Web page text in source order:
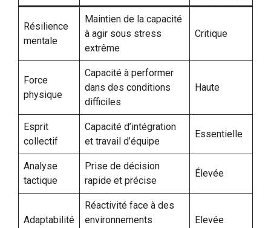
Résilience
mentale
Maintien de la capacité
à agir sous stress
extrême
Critique
Force
physique
Capacité à performer
dans des conditions
difficiles
Haute
Esprit
collectif
Capacité d’intégration
et travail d’équipe
Essentielle
Analyse
tactique
Prise de décision
rapide et précise
Élevée
Adaptabilité
Réactivité face à des
environnements
Elevée